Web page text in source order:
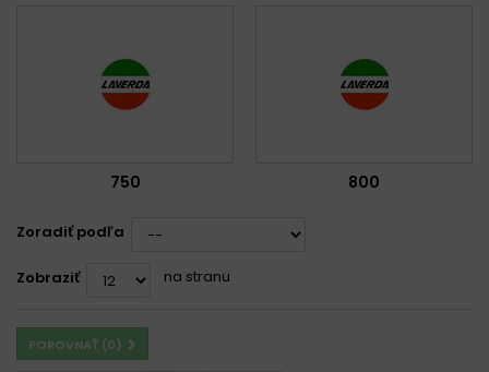
750 800
Zoradiť podľa
Zobraziť na stranu
POROVNAŤ (0)